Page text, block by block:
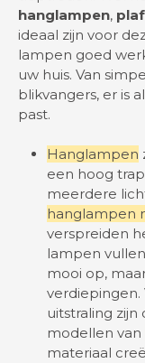
hanglampen,
ideaal zijn voor
lampen goed
uw huis. Van
blikvangers, er is
past.
Hanglampen
een hoog
meerdere
hanglampen
verspreiden
lampen
mooi op,
verdiepingen.
uitstraling zijn
modellen van
materiaal